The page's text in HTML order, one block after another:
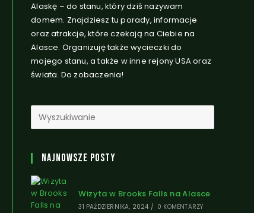
Alaskę – do stanu, który dziś nazywam
domem. Znajdziesz tu porady, informacje
oraz atrakcje, które czekają na Ciebie na
Alasce. Organizuję także wycieczki do
mojego stanu, a także w inne rejony USA oraz
świata. Do zobaczenia!
Najnowsze Posty
Wizyta w Brooks Falls na Alasce
31 PAŹDZIERNIKA, 2024 / 0 KOMENTARZY